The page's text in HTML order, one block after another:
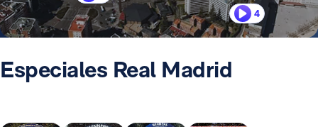
4
Especiales Real Madrid